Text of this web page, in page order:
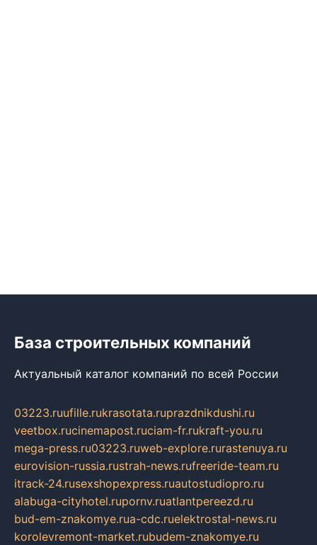
База строительных компаний
Актуальный каталог компаний по всей России
03223.ruufille.rukrasotata.ruprazdnikdushi.ru
veetbox.rucinemapost.ruciam-fr.rukraft-you.ru
mega-press.ru03223.ruweb-explore.rurastenuya.ru
eurovision-russia.rustrah-news.rufreeride-team.ru
itrack-24.rusexshopexpress.ruautostudiopro.ru
alabuga-cityhotel.rupornv.ruatlantpereezd.ru
bud-em-znakomye.rua-cdc.ruelektrostal-news.ru
korolevremont-market.rubudem-znakomye.ru